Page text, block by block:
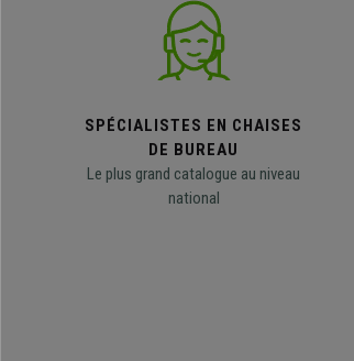
SPÉCIALISTES EN CHAISES
DE BUREAU
Le plus grand catalogue au niveau
national